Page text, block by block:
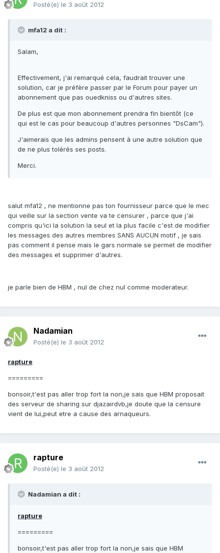
Posté(e) le 3 août 2012
mfa12 a dit :
Salam,
Effectivement, j'ai remarqué cela, faudrait trouver une
solution, car je préfère passer par le Forum pour payer un
abonnement que pas ouedkniss ou d'autres sites.
De plus est que mon abonnement prendra fin bientôt (ce
qui est le cas pour beaucoup d'autres personnes "DsCam").
J'aimerais que les admins pensent à une autre solution que
de ne plus tolérés ses posts.
Merci.
salut mfa12 , ne mentionne pas ton fournisseur parce que le mec
qui veille sur la section vente va te censurer , parce que j'ai
compris qu'ici la solution la seul et la plus facile c'est de modifier
les messages des autres membres SANS AUCUN motif , je sais
pas comment il pense mais le gars normale se permet de modifier
des messages et supprimer d'autres.
je parle bien de HBM , nul de chez nul comme moderateur.
Nadamian
Posté(e) le 3 août 2012
rapture
=========
bonsoir,t'est pas aller trop fort la non,je sais que HBM proposait
des serveur de sharing sur djazairdvb,je doute que la censure
vient de lui,peut etre a cause des arnaqueurs.
rapture
Posté(e) le 3 août 2012
Nadamian a dit :
rapture
=========
bonsoir,t'est pas aller trop fort la non,je sais que HBM